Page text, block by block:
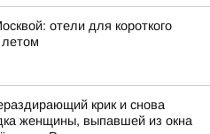
отели для короткого
летом
крик и снова
женщины, выпавшей из окна